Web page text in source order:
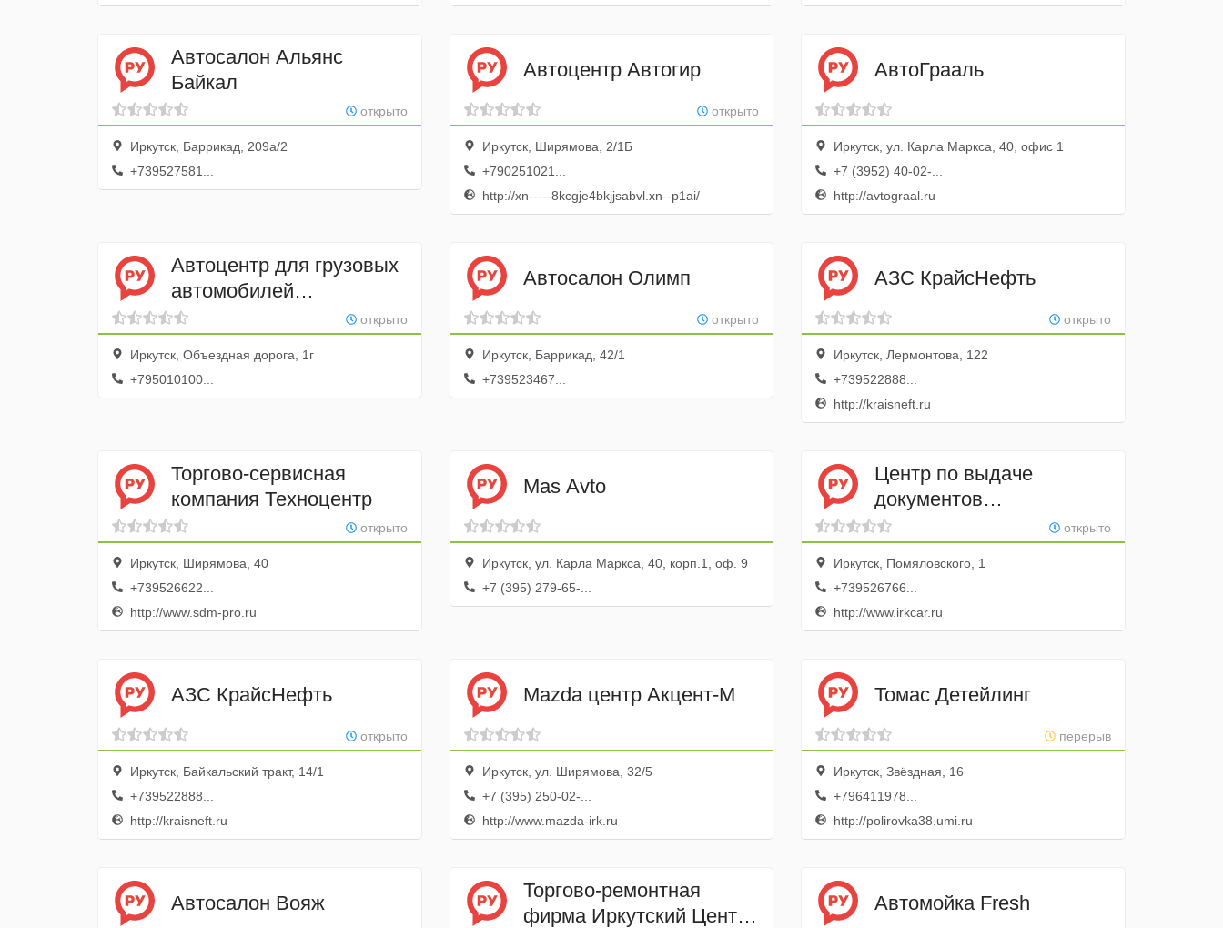
Автосалон Альянс
Байкал
открыто
Иркутск, Баррикад, 209а/2
+739527581...
Автоцентр Автогир
открыто
Иркутск, Ширямова, 2/1Б
+790251021...
http://xn-----8kcgje4bkjjsabvl.xn--p1ai/
АвтоГрааль
Иркутск, ул. Карла Маркса, 40, офис 1
+7 (3952) 40-02-...
http://avtograal.ru
Автоцентр для грузовых
автомобилей
РемАвтоЦентр
открыто
Иркутск, Объездная дорога, 1г
+795010100...
Автосалон Олимп
открыто
Иркутск, Баррикад, 42/1
+739523467...
АЗС КрайсНефть
открыто
Иркутск, Лермонтова, 122
+739522888...
http://kraisneft.ru
Торгово-сервисная
компания Техноцентр
открыто
Иркутск, Ширямова, 40
+739526622...
http://www.sdm-pro.ru
Mas Avto
Иркутск, ул. Карла Маркса, 40, корп.1, оф. 9
+7 (395) 279-65-...
Центр по выдаче
документов
на переоборудование
автотранспорта Иркар
открыто
Иркутск, Помяловского, 1
+739526766...
http://www.irkcar.ru
АЗС КрайсНефть
открыто
Иркутск, Байкальский тракт, 14/1
+739522888...
http://kraisneft.ru
Mazda центр Акцент-М
Иркутск, ул. Ширямова, 32/5
+7 (395) 250-02-...
http://www.mazda-irk.ru
Томас Детейлинг
перерыв
Иркутск, Звёздная, 16
+796411978...
http://polirovka38.umi.ru
Автосалон Вояж
Торгово-ремонтная
фирма Иркутский Центр
Автомойка Fresh